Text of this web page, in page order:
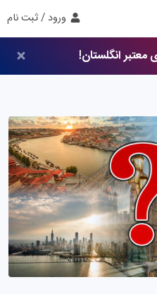
ورود / ثبت نام
معتبر انگلستان!